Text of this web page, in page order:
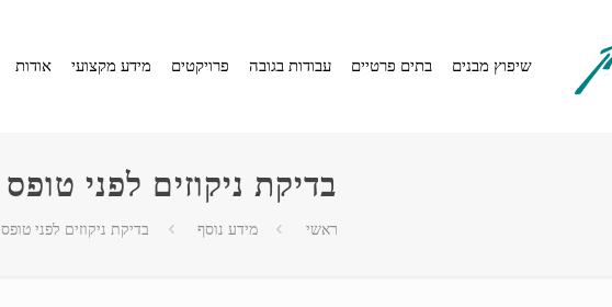
שיפוץ מבנים בתים פרטיים עבודות בגובה פרויקטים מידע מקצועי אודות
בדיקת ניקוזים לפני טופס 4
ראשי מידע נוסף בדיקת ניקוזים לפני טופס 4